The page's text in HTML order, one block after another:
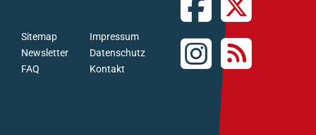
FAQ
Newsletter
Sitemap
Kontakt
Datenschutz
Impressum